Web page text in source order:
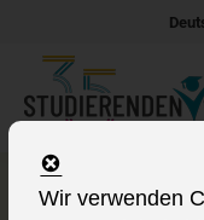
Wir verwenden